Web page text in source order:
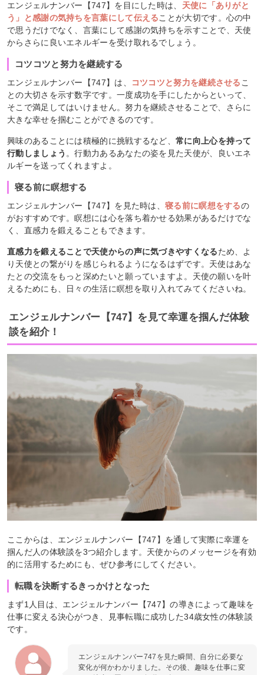
エンジェルナンバー【747】を目にした時は、 天使に「ありがと
う」と感謝の気持ちを言葉にして伝えることが大切です。心の中
で思うだけでなく、言葉にして感謝の気持ちを示すことで、天使
からさらに良いエネルギーを受け取れるでしょう。
コツコツと努力を継続する
エンジェルナンバー【747】は、 コツコツと努力を継続させるこ
との大切さを示す数字です。一度成功を手にしたからといって、
そこで満足してはいけません。努力を継続させることで、さらに
大きな幸せを掴むことができるのです。
興味のあることには積極的に挑戦するなど、 常に向上心を持って
行動しましょう 。行動力あるあなたの姿を見た天使が、良いエネ
ルギーを送ってくれますよ。
寝る前に瞑想する
エンジェルナンバー【747】を見た時は、 寝る前に瞑想をするの
がおすすめです。瞑想には心を落ち着かせる効果があるだけでな
く、直感力を鍛えることもできます。
直感力を鍛えることで天使からの声に気づきやすくなるため、よ
り天使との繋がりを感じられるようになるはずです。天使はあな
たとの交流をもっと深めたいと願っていますよ。天使の願いを叶
えるためにも、日々の生活に瞑想を取り入れてみてくださいね。
エンジェルナンバー【747】を見て幸運を掴んだ体験
談を紹介！
ここからは、エンジェルナンバー【747】を通して実際に幸運を
掴んだ人の体験談を3つ紹介します。天使からのメッセージを有効
的に活用するためにも、ぜひ参考にしてください。
転職を決断するきっかけとなった
まず1人目は、エンジェルナンバー【747】の導きによって趣味を
仕事に変える決心がつき、見事転職に成功した34歳女性の体験談
です。
エンジェルナンバー747を見た瞬間、自分に必要な
変化が何かわかりました。その後、趣味を仕事に変